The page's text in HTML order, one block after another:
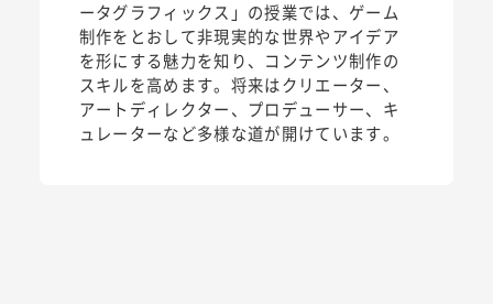
ータグラフィックス」の授業では、ゲーム
制作をとおして非現実的な世界やアイデア
を形にする魅力を知り、コンテンツ制作の
スキルを高めます。将来はクリエーター、
アートディレクター、プロデューサー、キ
ュレーターなど多様な道が開けています。